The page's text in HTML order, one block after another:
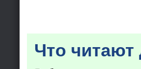
Что читают